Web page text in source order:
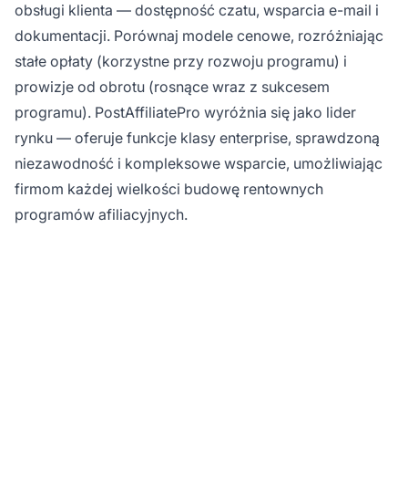
obsługi klienta — dostępność czatu, wsparcia e-mail i
dokumentacji. Porównaj modele cenowe, rozróżniając
stałe opłaty (korzystne przy rozwoju programu) i
prowizje od obrotu (rosnące wraz z sukcesem
programu). PostAffiliatePro wyróżnia się jako lider
rynku — oferuje funkcje klasy enterprise, sprawdzoną
niezawodność i kompleksowe wsparcie, umożliwiając
firmom każdej wielkości budowę rentownych
programów afiliacyjnych.